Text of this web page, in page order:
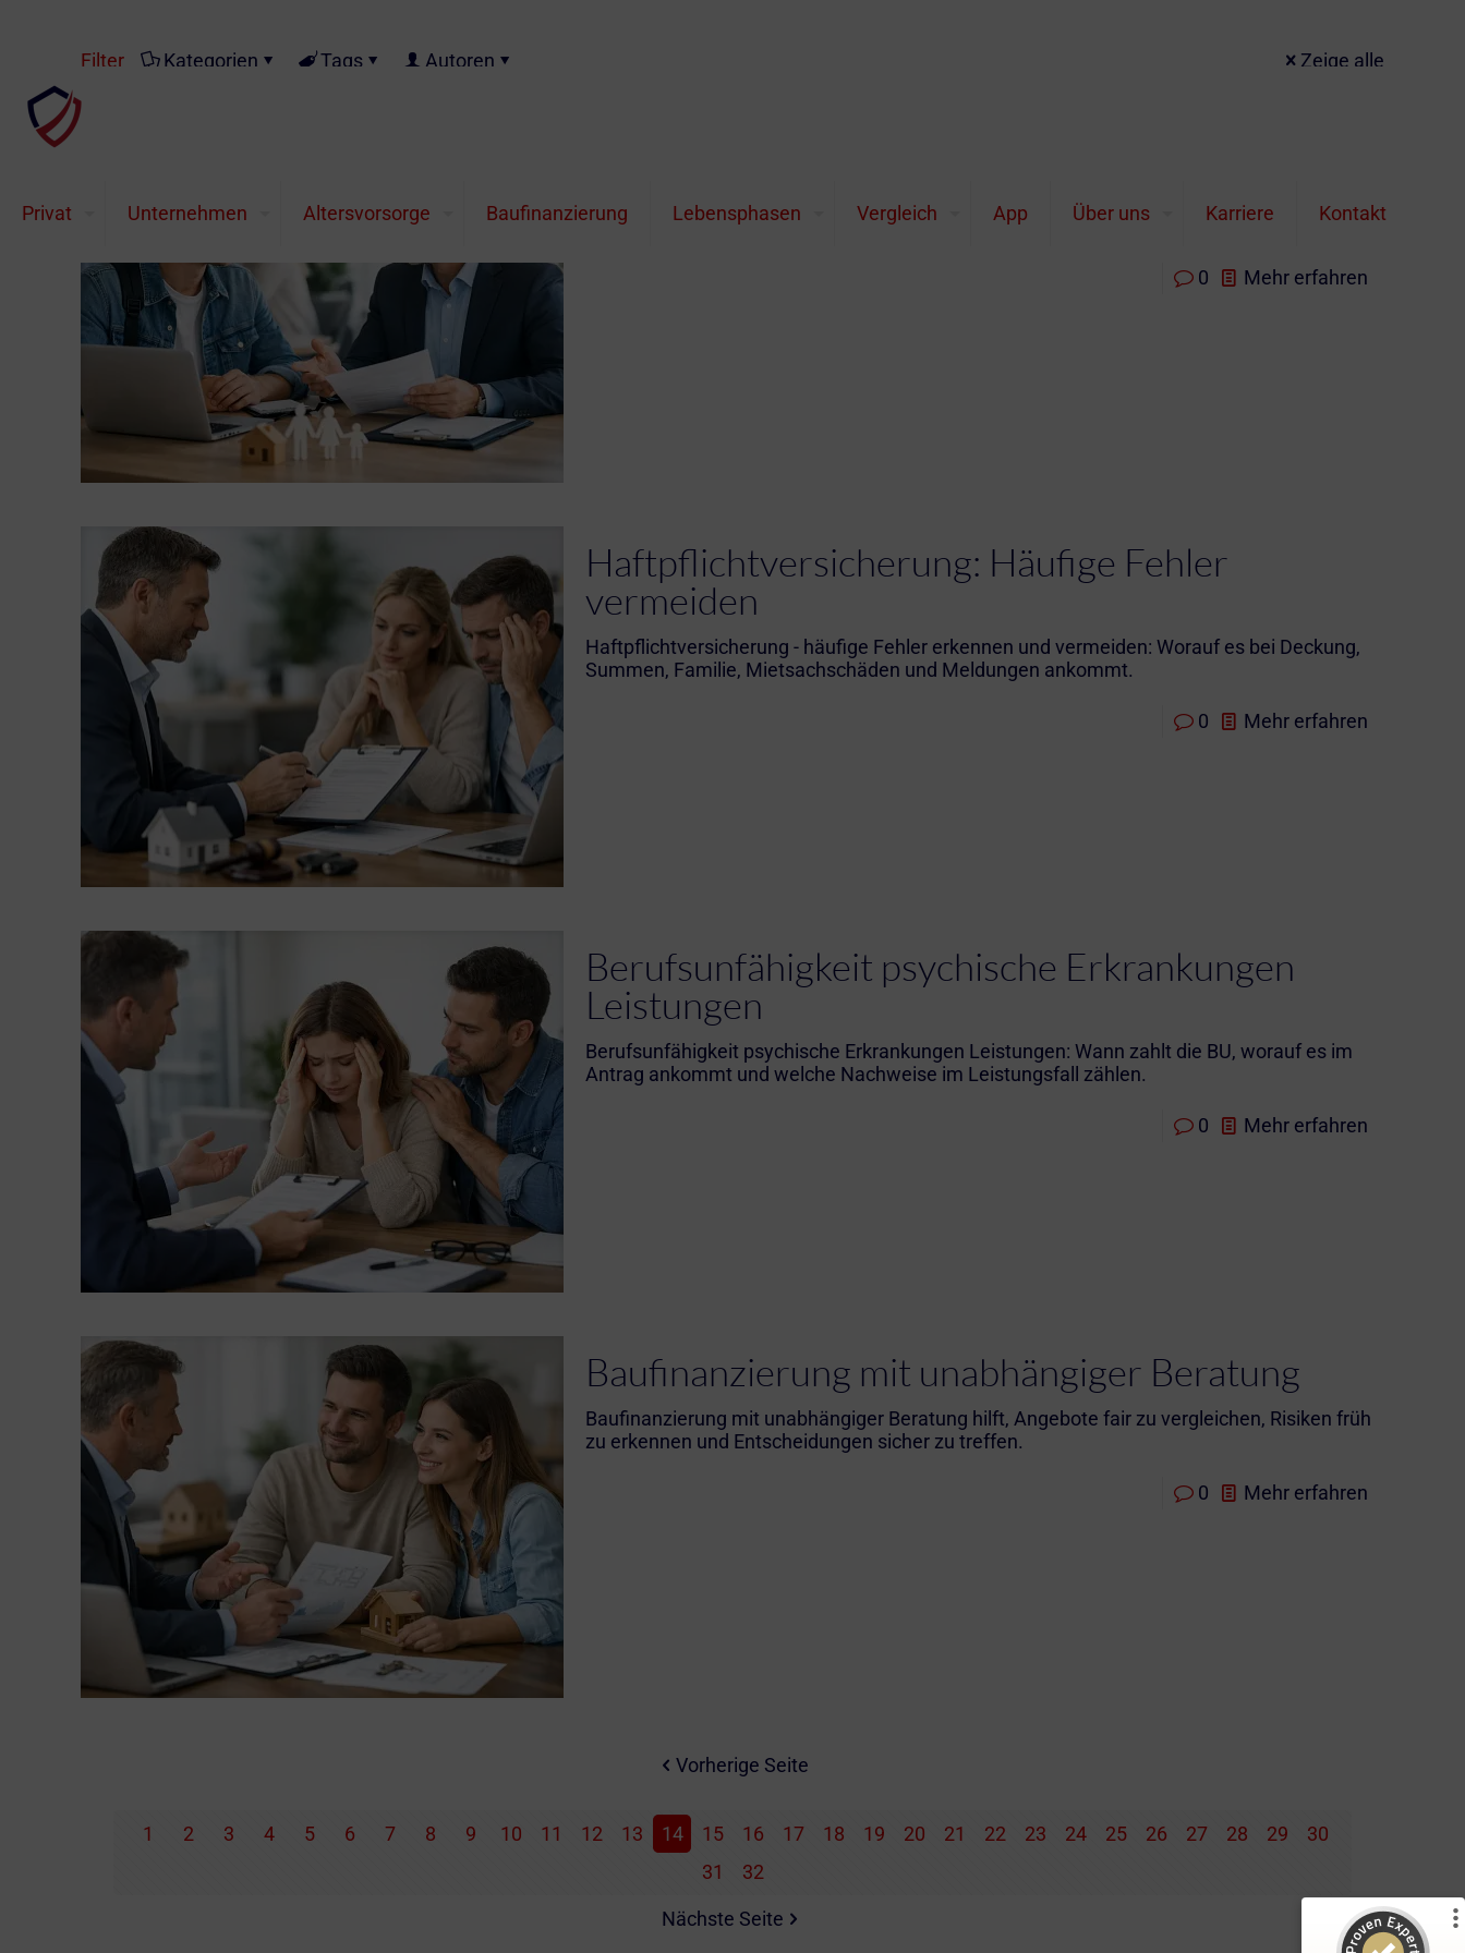
Privat Unternehmen Altersvorsorge Baufinanzierung Lebensphasen Vergleich App Über uns Karriere Kontakt
Filter Kategorien Tags Autoren Zeige alle
Berufsunfähigkeitsversicherung für Studenten: wann sie sinnvoll ist, worauf es ankommt
und welche Fehler Studierende bei der Absicherung vermeiden.
0 Mehr erfahren
Haftpflichtversicherung: Häufige Fehler
vermeiden
Haftpflichtversicherung - häufige Fehler erkennen und vermeiden: Worauf es bei Deckung,
Summen, Familie, Mietsachschäden und Meldungen ankommt.
0 Mehr erfahren
Berufsunfähigkeit psychische Erkrankungen
Leistungen
Berufsunfähigkeit psychische Erkrankungen Leistungen: Wann zahlt die BU, worauf es im
Antrag ankommt und welche Nachweise im Leistungsfall zählen.
0 Mehr erfahren
Baufinanzierung mit unabhängiger Beratung
Baufinanzierung mit unabhängiger Beratung hilft, Angebote fair zu vergleichen, Risiken früh
zu erkennen und Entscheidungen sicher zu treffen.
0 Mehr erfahren
Vorherige Seite
1 2 3 4 5 6 7 8 9 10 11 12 13 14 15 16 17 18 19 20 21 22 23 24 25 26 27 28 29
30
31
32
Nächste Seite
Kundenbewertungen und Erfahrungen zu
100
%
Empfehlungen auf